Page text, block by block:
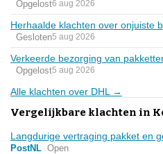
Opgelost6 aug 2026
Herhaalde klachten over onjuiste
Gesloten5 aug 2026
Verkeerde bezorging van
Opgelost5 aug 2026
Alle klachten over DHL →
Vergelijkbare klachten in
Langdurige vertraging pakket en
PostNL Open